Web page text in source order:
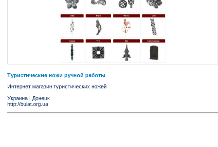
Туристические ножи ручной работы
Интернет магазин туристических ножей
Украина
Донецк
http://bulat.org.ua